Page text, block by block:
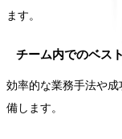
ます。
チーム内でのベス
効率的な業務手法や
備します。